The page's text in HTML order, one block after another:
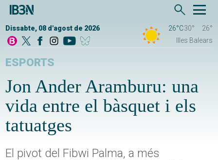
Dissabte, 08 d'agost de 2026 26°C30°
26°
Illes Balears
ESPORTS
Jon Ander Aramburu: una
vida entre el bàsquet i els
tatuatges
El pivot del Fibwi Palma, a més